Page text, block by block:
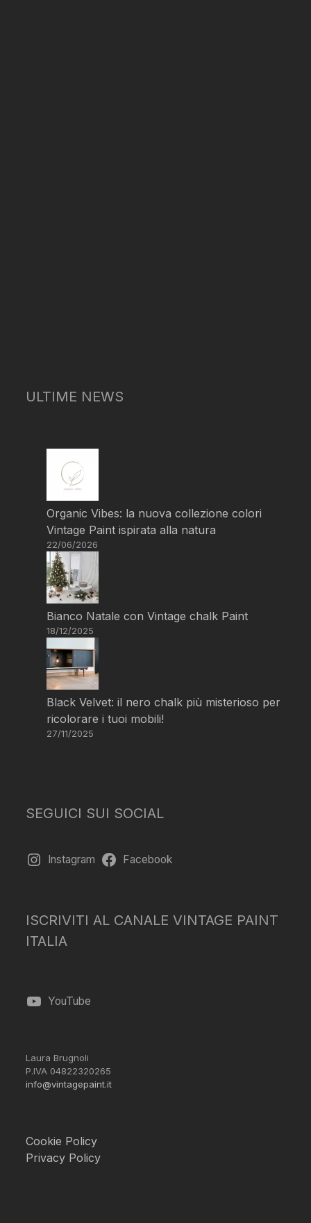
ULTIME NEWS
Organic Vibes: la nuova collezione colori
Vintage Paint ispirata alla natura
22/06/2026
Bianco Natale con Vintage chalk Paint
18/12/2025
Black Velvet: il nero chalk più misterioso per
ricolorare i tuoi mobili!
27/11/2025
SEGUICI SUI SOCIAL
Instagram Facebook
ISCRIVITI AL CANALE VINTAGE PAINT
ITALIA
YouTube
Laura Brugnoli
P.IVA 04822320265
info@vintagepaint.it
Cookie Policy
Privacy Policy